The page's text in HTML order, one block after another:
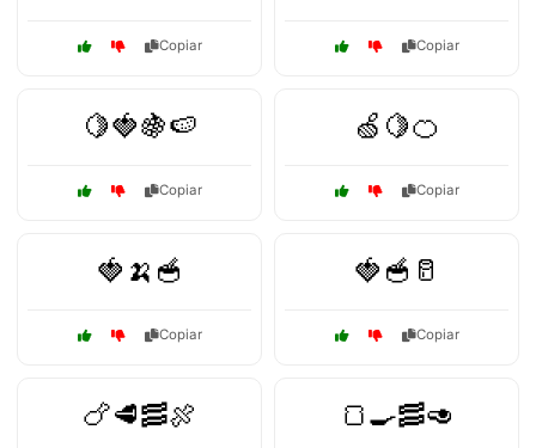
Copiar Copiar
🍋🍓🍇🍉
Copiar
🍏🍋🍊
Copiar
🍓🍌🥣
Copiar
🍓🥣🥛
Copiar
🍗🥩🥓🍖 🍞🍳🥓🥑